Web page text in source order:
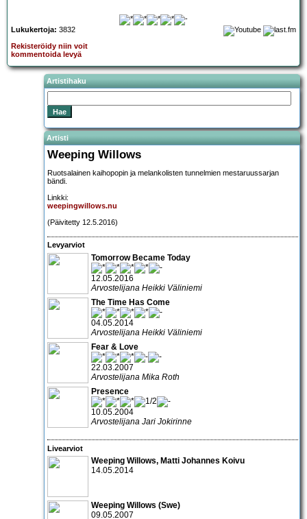
Lukukertoja: 3832
Rekisteröidy niin voit
kommentoida levyä
Artistihaku
Artisti
Weeping Willows
Ruotsalainen kaihopopin ja melankolisten tunnelmien mestaruussarjan
bändi.
Linkki:
weepingwillows.nu
(Päivitetty 12.5.2016)
Levyarviot
Tomorrow Became Today
12.05.2016
Arvostelijana Heikki Väliniemi
The Time Has Come
04.05.2014
Arvostelijana Heikki Väliniemi
Fear & Love
22.03.2007
Arvostelijana Mika Roth
Presence
10.05.2004
Arvostelijana Jari Jokirinne
Livearviot
Weeping Willows, Matti Johannes Koivu
14.05.2014
Weeping Willows (Swe)
09.05.2007